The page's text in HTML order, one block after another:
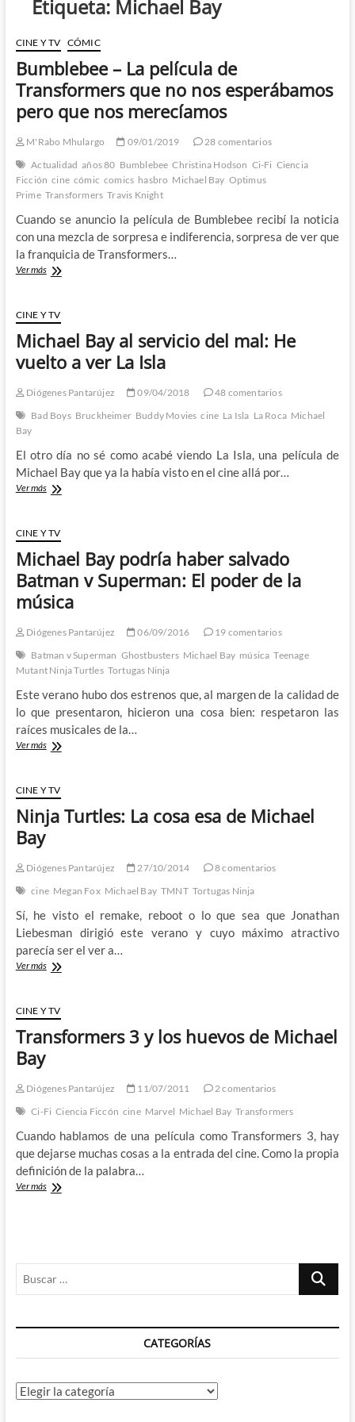
Etiqueta: Michael Bay
CINE Y TV CÓMIC
Bumblebee – La película de
Transformers que no nos esperábamos
pero que nos merecíamos
M'Rabo Mhulargo 09/01/2019
28 comentarios
Actualidad años 80 Bumblebee Christina Hodson Ci-Fi Ciencia
Ficción cine cómic comics hasbro Michael Bay Optimus
Prime Transformers Travis Knight
Cuando se anuncio la película de Bumblebee recibí la noticia
con una mezcla de sorpresa e indiferencia, sorpresa de ver que
la franquicia de Transformers…
Ver másBumblebee
película
de
Transformers
que
no
esperábamos
pero
merecíamos
CINE Y TV
Michael Bay al servicio del mal: He
vuelto a ver La Isla
Diógenes Pantarújez 09/04/2018
48 comentarios
Bad Boys Bruckheimer Buddy Movies cine La Isla La Roca Michael
Bay
El otro día no sé como acabé viendo La Isla, una película de
Michael Bay que ya la había visto en el cine allá por…
Ver másMichael
servicio
del
mal:
vuelto
a
La
CINE Y TV
Michael Bay podría haber salvado
Batman v Superman: El poder de la
música
Diógenes Pantarújez 06/09/2016
19 comentarios
Batman v Superman Ghostbusters Michael Bay música Teenage
Mutant Ninja Turtles Tortugas Ninja
Este verano hubo dos estrenos que, al margen de la calidad de
lo que presentaron, hicieron una cosa bien: respetaron las
raíces musicales de la…
Ver másMichael
haber
salvado
Batman
v
poder
de
música
CINE Y TV
Ninja Turtles: La cosa esa de Michael
Bay
Diógenes Pantarújez 27/10/2014
8 comentarios
cine Megan Fox Michael Bay TMNT Tortugas Ninja
Sí, he visto el remake, reboot o lo que sea que Jonathan
Liebesman dirigió este verano y cuyo máximo atractivo
parecía ser el ver a…
Ver másNinja
cosa
esa
de
CINE Y TV
Transformers 3 y los huevos de Michael
Bay
Diógenes Pantarújez 11/07/2011
2 comentarios
Ci-Fi Ciencia Ficcón cine Marvel Michael Bay Transformers
Cuando hablamos de una película como Transformers 3, hay
que dejarse muchas cosas a la entrada del cine. Como la propia
definición de la palabra…
Ver másTransformers
Bay
Buscar
CATEGORÍAS
Categorías